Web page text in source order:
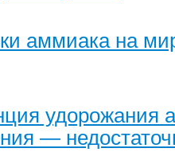
аммиака на
удорожания
—